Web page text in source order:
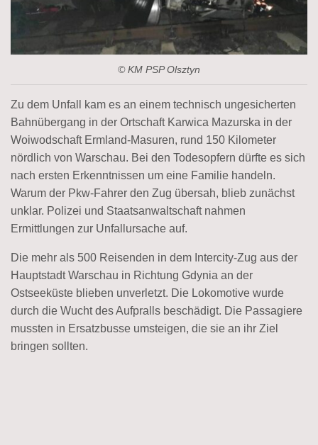
© KM PSP Olsztyn
Zu dem Unfall kam es an einem technisch ungesicherten
Bahnübergang in der Ortschaft Karwica Mazurska in der
Woiwodschaft Ermland-Masuren, rund 150 Kilometer
nördlich von Warschau. Bei den Todesopfern dürfte es sich
nach ersten Erkenntnissen um eine Familie handeln.
Warum der Pkw-Fahrer den Zug übersah, blieb zunächst
unklar. Polizei und Staatsanwaltschaft nahmen
Ermittlungen zur Unfallursache auf.
Die mehr als 500 Reisenden in dem Intercity-Zug aus der
Hauptstadt Warschau in Richtung Gdynia an der
Ostseeküste blieben unverletzt. Die Lokomotive wurde
durch die Wucht des Aufpralls beschädigt. Die Passagiere
mussten in Ersatzbusse umsteigen, die sie an ihr Ziel
bringen sollten.